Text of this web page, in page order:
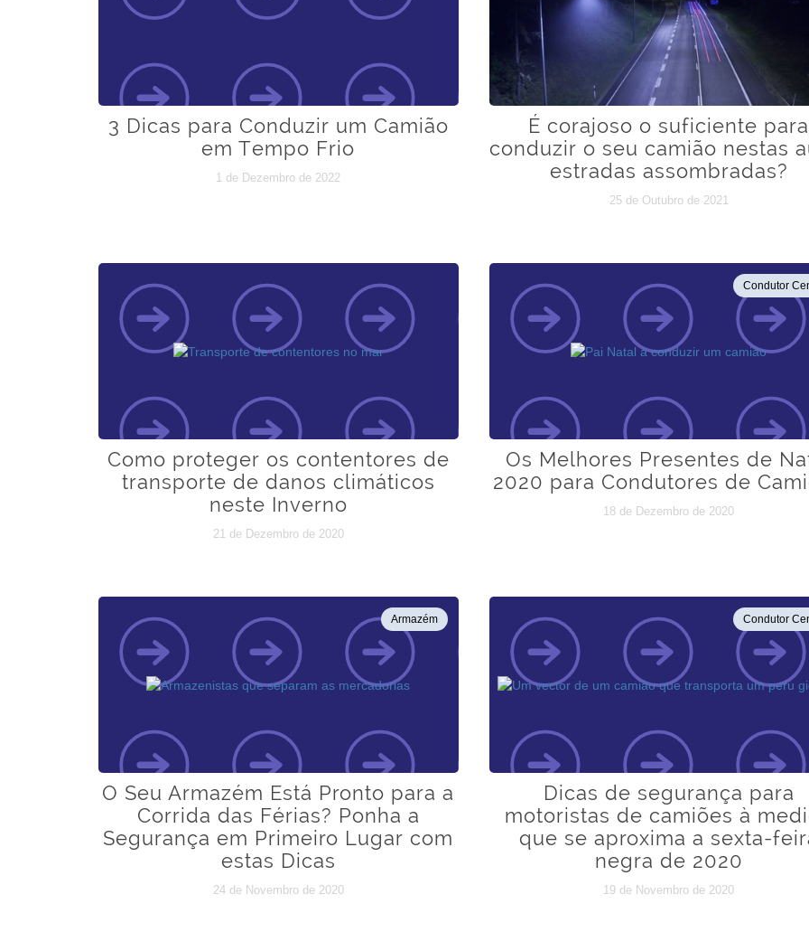
3 Dicas para Conduzir um Camião
em Tempo Frio
1 de Dezembro de 2022
É corajoso o suficiente para
conduzir o seu camião nestas
estradas assombradas?
25 de Outubro de 2021
Como proteger os contentores de
transporte de danos climáticos
neste Inverno
21 de Dezembro de 2020
Condutor
Os Melhores Presentes de
2020 para Condutores de
18 de Dezembro de 2020
Armazém
O Seu Armazém Está Pronto para a
Corrida das Férias? Ponha a
Segurança em Primeiro Lugar com
estas Dicas
24 de Novembro de 2020
Condutor
Dicas de segurança para
motoristas de camiões à
que se aproxima a sexta-
negra de 2020
19 de Novembro de 2020